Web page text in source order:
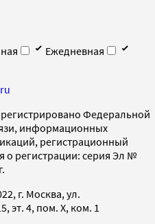
Ежедневная
Федеральной
информационных
регистрационный
о регистрации: серия Эл №
г. Москва, ул.
эт. 4, пом. X, ком. 1